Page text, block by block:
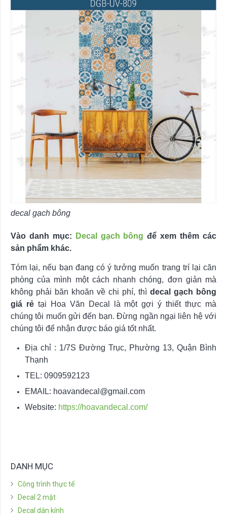
decal gạch bông
Vào danh mục: Decal gạch bông để xem thêm các
sản phẩm khác.
Tóm lại, nếu bạn đang có ý tưởng muốn trang trí lại căn
phòng của mình một cách nhanh chóng, đơn giản mà
không phải băn khoăn về chi phí, thì decal gạch bông
giá rẻtại Hoa Văn Decal là một gợi ý thiết thực mà
chúng tôi muốn gửi đến bạn. Đừng ngần ngại liên hệ với
chúng tôi để nhận được báo giá tốt nhất.
Địa chỉ : 1/7S Đường Trục, Phường 13, Quận Bình
Thạnh
TEL: 0909592123
EMAIL: hoavandecal@gmail.com
Website: https://hoavandecal.com/
DANH MỤC
Công trình thực tế
Decal 2 mặt
Decal dán kính